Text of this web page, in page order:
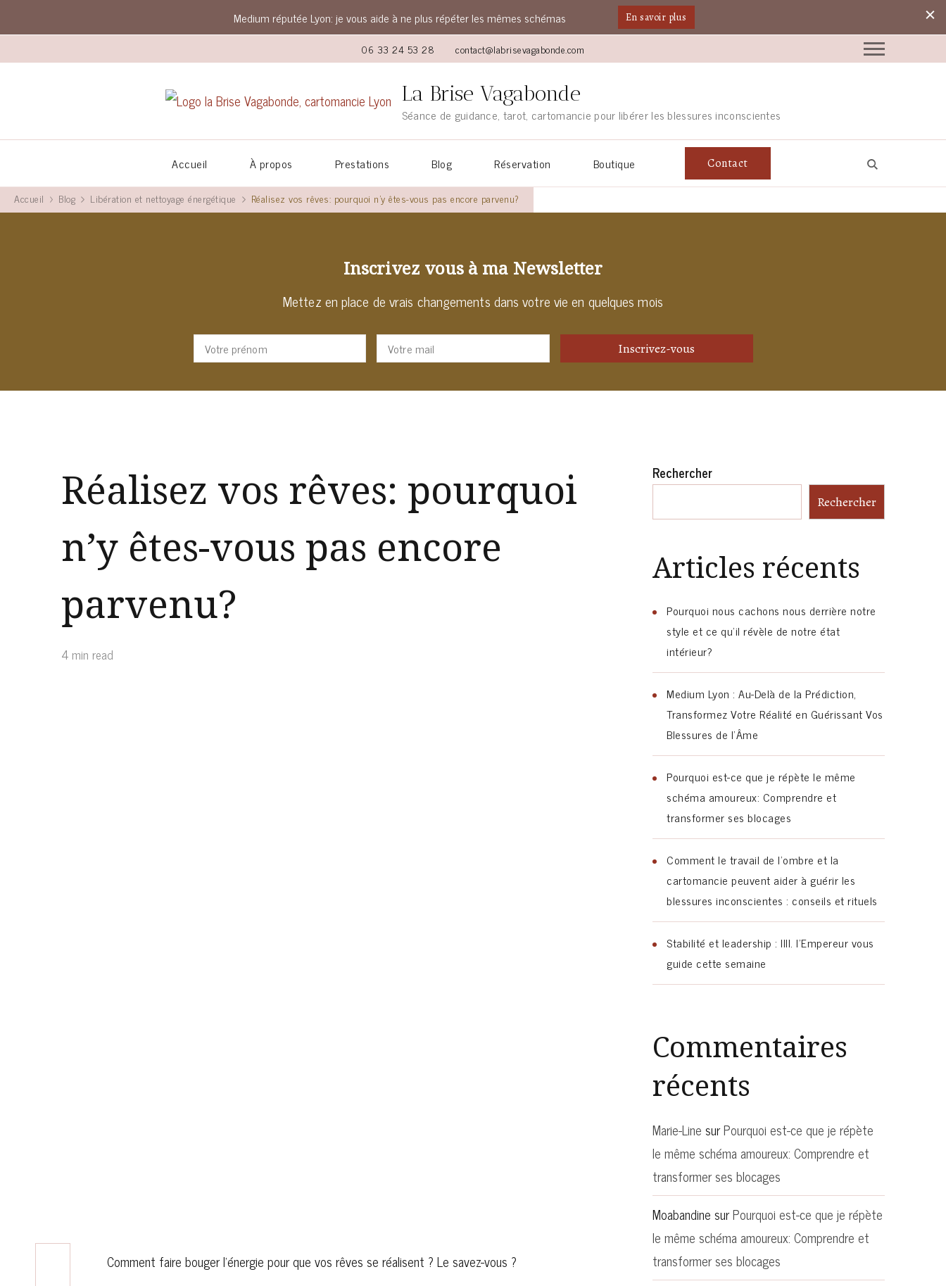
Medium réputée Lyon: je vous aide à ne plus répéter les mêmes schémas En savoir plus
06 33 24 53 28 contact@labrisevagabonde.com
La Brise Vagabonde
Séance de guidance, tarot, cartomancie pour libérer les blessures inconscientes
Accueil À propos Prestations Blog Réservation Boutique Contact
Accueil Blog Libération et nettoyage énergétique Réalisez vos rêves: pourquoi n’y êtes-vous pas encore parvenu?
Inscrivez vous à ma Newsletter
Mettez en place de vrais changements dans votre vie en quelques mois
Réalisez vos rêves: pourquoi
n’y êtes-vous pas encore
parvenu?
4 min read
Comment faire bouger l’énergie pour que vos rêves se réalisent ? Le savez-vous ?
Rechercher
Rechercher
Articles récents
Pourquoi nous cachons nous derrière notre
style et ce qu’il révèle de notre état
intérieur?
Medium Lyon : Au-Delà de la Prédiction,
Transformez Votre Réalité en Guérissant Vos
Blessures de l’Âme
Pourquoi est-ce que je répète le même
schéma amoureux: Comprendre et
transformer ses blocages
Comment le travail de l’ombre et la
cartomancie peuvent aider à guérir les
blessures inconscientes : conseils et rituels
Stabilité et leadership : IIII. l’Empereur vous
guide cette semaine
Commentaires
récents
Marie-Line surPourquoi est-ce que je répète
le même schéma amoureux: Comprendre et
transformer ses blocages
Moabandine surPourquoi est-ce que je répète
le même schéma amoureux: Comprendre et
transformer ses blocages